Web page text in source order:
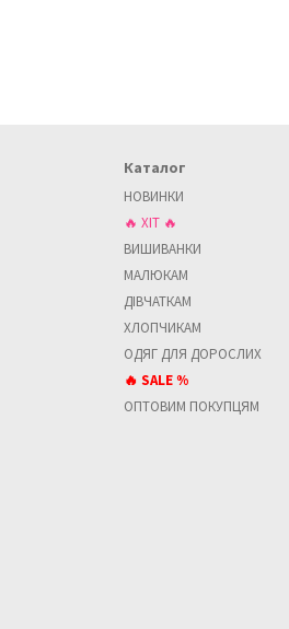
Каталог
НОВИНКИ
🔥 ХІТ 🔥
ВИШИВАНКИ
МАЛЮКАМ
ДІВЧАТКАМ
ХЛОПЧИКАМ
ОДЯГ ДЛЯ ДОРОСЛИХ
🔥 SALE %
ОПТОВИМ ПОКУПЦЯМ